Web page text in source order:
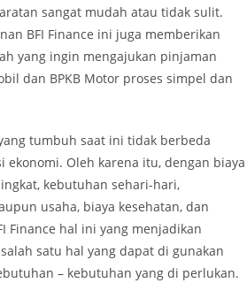
sangat mudah atau tidak sulit.
BFI Finance ini juga memberikan
yang ingin mengajukan pinjaman
dan BPKB Motor proses simpel dan
tumbuh saat ini tidak berbeda
ekonomi. Oleh karena itu, dengan biaya
kebutuhan sehari-hari,
usaha, biaya kesehatan, dan
Finance hal ini yang menjadikan
satu hal yang dapat di gunakan
– kebutuhan yang di perlukan.